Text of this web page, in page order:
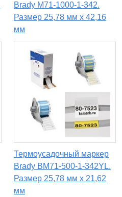
Brady M71-1000-1-342.
Размер 25,78 мм х 42,16
мм
Термоусадочный маркер
Brady BM71-500-1-342YL.
Размер 25,78 мм х 21,62
мм